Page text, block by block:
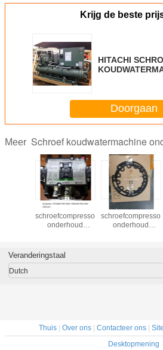
Krijg de beste
HITACHI
Doorgaan
Meer Schroef koudwatermachine
Hitachi
schroefcompressor
onderhoud
pak-95h
G7C05759A
schroefcompressor
onderhoud
gasketG7D07226A
Veranderingstaal
Dutch
Thuis| Over ons| Contacteer ons|
Desktopmening